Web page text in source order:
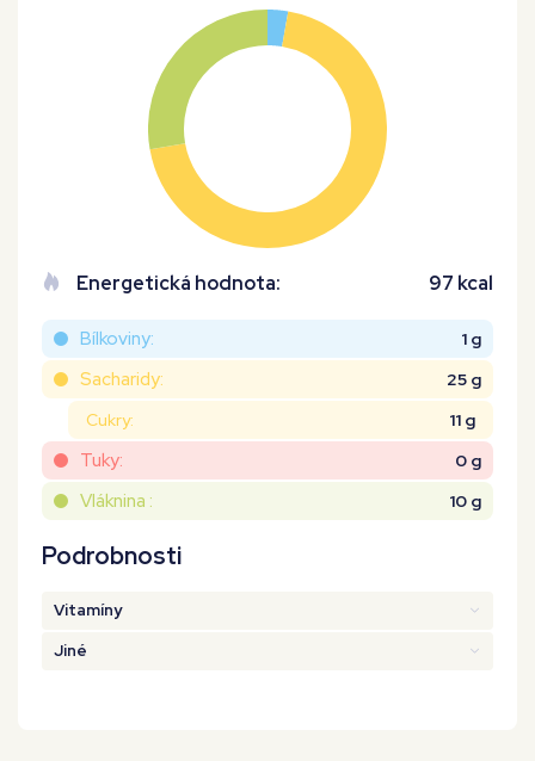
Energetická hodnota: 97 kcal
Bílkoviny: 1 g
Sacharidy:
25 g
Cukry:
11 g
Tuky: 0 g
Vláknina : 10 g
Podrobnosti
Vitamíny
Jiné